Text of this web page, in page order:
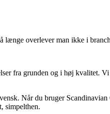
længe overlever man ikke i
fra grunden og i høj kvalitet.
Når du bruger
simpelthen.